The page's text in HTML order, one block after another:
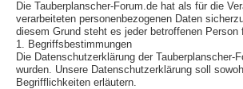
Die Tauberplanscher-Forum.de hat als für die
verarbeiteten personenbezogenen Daten
diesem Grund steht es jeder betroffenen
1. Begriffsbestimmungen
Die Datenschutzerklärung der
wurden. Unsere Datenschutzerklärung soll
Begrifflichkeiten erläutern.